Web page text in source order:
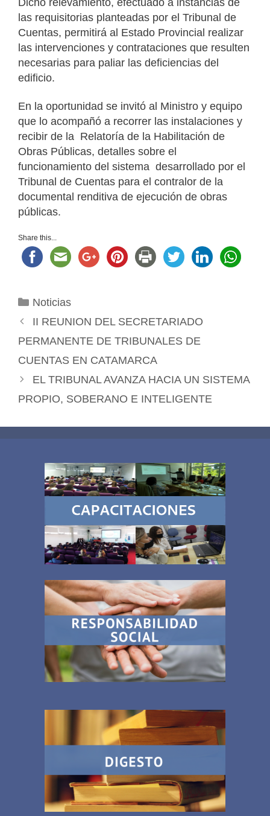
Dicho relevamiento, efectuado a instancias de
las requisitorias planteadas por el Tribunal de
Cuentas, permitirá al Estado Provincial realizar
las intervenciones y contrataciones que resulten
necesarias para paliar las deficiencias del
edificio.
En la oportunidad se invitó al Ministro y equipo
que lo acompañó a recorrer las instalaciones y
recibir de la Relatoría de la Habilitación de
Obras Públicas, detalles sobre el
funcionamiento del sistema desarrollado por el
Tribunal de Cuentas para el contralor de la
documental renditiva de ejecución de obras
públicas.
Share this...
Categorías
Noticias
II REUNION DEL SECRETARIADO
PERMANENTE DE TRIBUNALES DE
CUENTAS EN CATAMARCA
EL TRIBUNAL AVANZA HACIA UN SISTEMA
PROPIO, SOBERANO E INTELIGENTE